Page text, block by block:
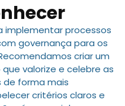
processos
governança para os
criar um
valorize e celebre as
de forma mais
critérios claros e